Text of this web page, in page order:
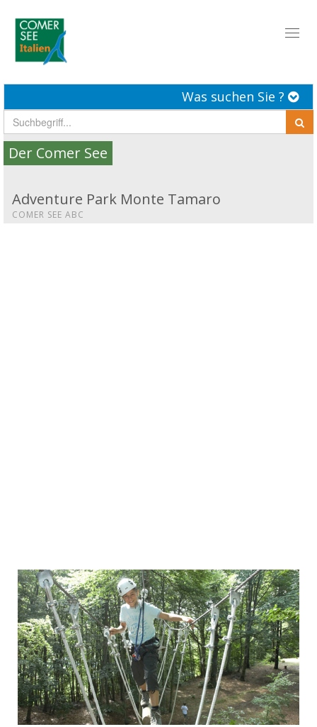
Was suchen Sie ?
Der Comer See
Adventure Park Monte Tamaro
COMER SEE ABC